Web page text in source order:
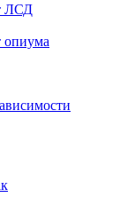
ЛСД
опиума